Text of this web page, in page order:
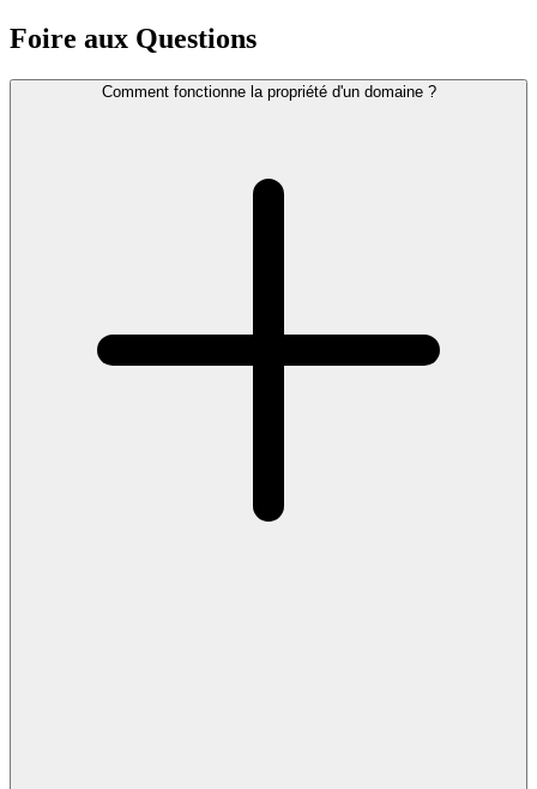
Foire aux Questions
Comment fonctionne la propriété d'un domaine ?